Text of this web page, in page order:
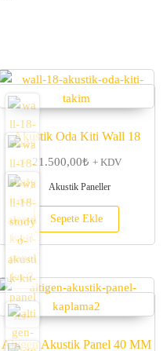
Akustik Oda Kiti Wall 18
21.500,00₺ + KDV
Akustik Paneller
Sepete Ekle
Altıgen Akustik Panel 40 MM